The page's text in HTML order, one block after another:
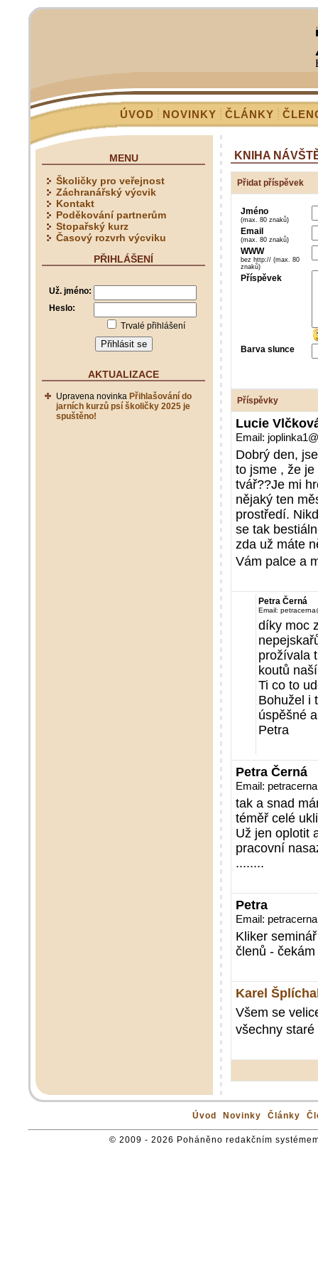
ÚVOD NOVINKY ČLÁNKY
KNIHA
Přidat příspěvek
Jméno
(max. 80 znaků)
Email
(max. 80 znaků)
WWW
bez http:// (max. 80
znaků)
Příspěvek
Barva slunce
Příspěvky
Lucie
Email:
Dobrý den,
to jsme , že
tvář??Je mi
nějaký ten
prostředí.
se tak
zda už máte
Vám palce a
Petra Černá
Email:
díky moc
prožívala
koutů
Ti co to
Bohužel i
úspěšné
Petra
Petra Černá
Email:
tak a snad
téměř celé
Už jen oplotit
pracovní
........
Petra
Email:
Kliker
členů -
Karel
Všem se
všechny
MENU
Školičky pro veřejnost
Záchranářský výcvik
Kontakt
Poděkování partnerům
Stopařský kurz
Časový rozvrh výcviku
PŘIHLÁŠENÍ
Už. jméno:
Heslo:
Trvalé přihlášení
AKTUALIZACE
Upravena novinka Přihlašování do
jarních kurzů psí školičky 2025 je
spuštěno!
Úvod Novinky Články
© 2009 - 2026 Poháněno redakčním